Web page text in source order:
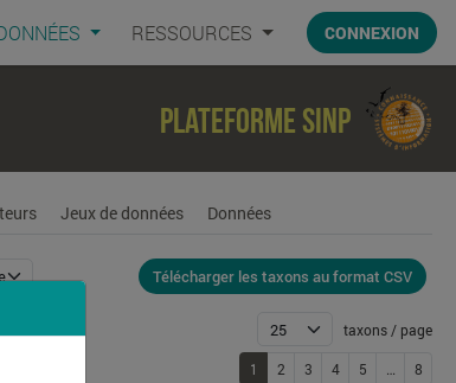
RESSOURCES CONNEXION
Plateforme SINP
Jeux de données Données
Télécharger les taxons au format CSV
taxons / page
1 2 3 4 5 8